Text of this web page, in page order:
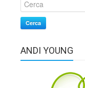
Cerca
ANDI YOUNG